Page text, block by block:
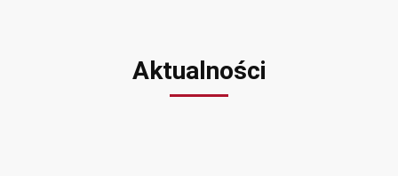
Aktualności